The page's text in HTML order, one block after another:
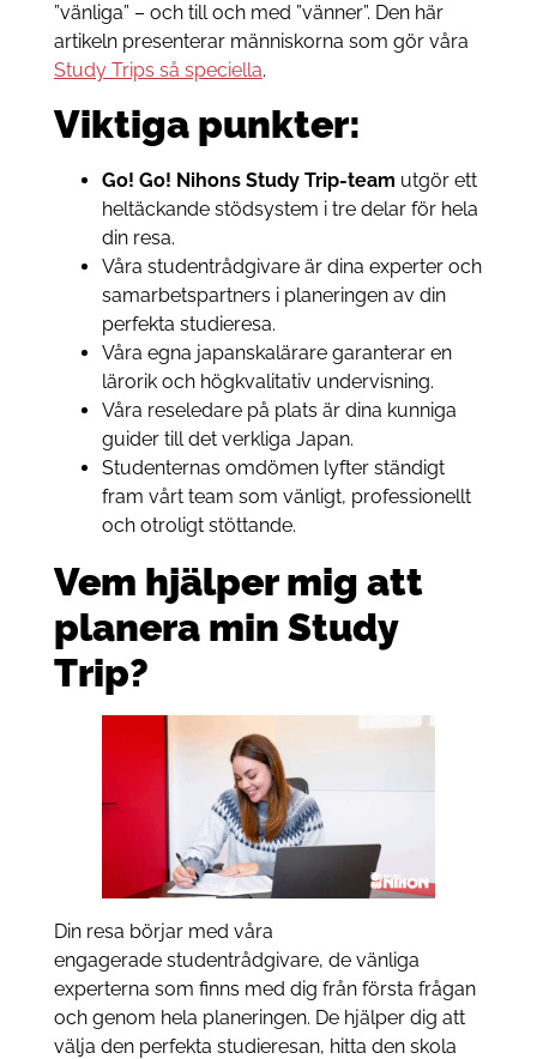
”vänliga” – och till och med ”vänner”. Den här
artikeln presenterar människorna som gör våra
Study Trips så speciella.
Viktiga punkter:
Go! Go! Nihons Study Trip-team utgör ett
heltäckande stödsystem i tre delar för hela
din resa.
Våra studentrådgivare är dina experter och
samarbetspartners i planeringen av din
perfekta studieresa.
Våra egna japanskalärare garanterar en
lärorik och högkvalitativ undervisning.
Våra reseledare på plats är dina kunniga
guider till det verkliga Japan.
Studenternas omdömen lyfter ständigt
fram vårt team som vänligt, professionellt
och otroligt stöttande.
Vem hjälper mig att
planera min Study
Trip?
Din resa börjar med våra
engagerade studentrådgivare, de vänliga
experterna som finns med dig från första frågan
och genom hela planeringen. De hjälper dig att
välja den perfekta studieresan, hitta den skola